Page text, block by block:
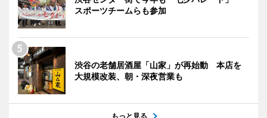
スポーツチームらも参加
渋谷の老舗居酒屋「山家」が再始動 本店を
大規模改装、朝・深夜営業も
もっと見る